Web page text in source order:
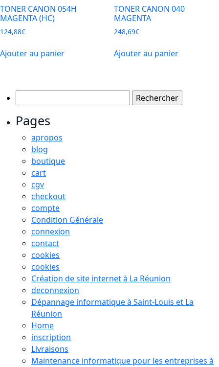
TONER CANON 054H
MAGENTA (HC)
124,88€
Ajouter au panier
TONER CANON 040
MAGENTA
248,69€
Ajouter au panier
Pages
apropos
blog
boutique
cart
cgv
checkout
compte
Condition Générale
connexion
contact
cookies
cookies
Création de site internet à La Réunion
deconnexion
Dépannage informatique à Saint-Louis et La
Réunion
Home
inscription
Livraisons
Maintenance informatique pour les entreprises à